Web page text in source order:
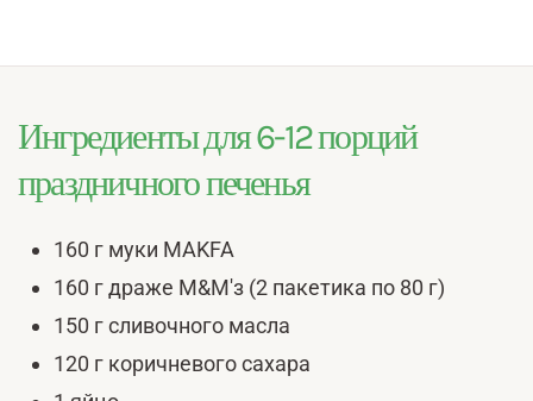
Ингредиенты для 6-12 порций
праздничного печенья
160 г муки MAKFA
160 г драже М&М'з (2 пакетика по 80 г)
150 г сливочного масла
120 г коричневого сахара